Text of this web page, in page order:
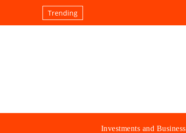
Trending
Investments and Business